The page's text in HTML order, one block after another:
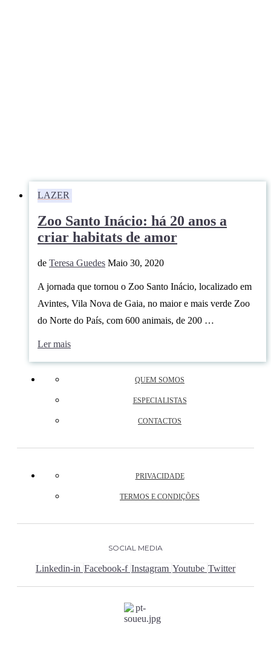
LAZER
Zoo Santo Inácio: há 20 anos a
criar habitats de amor
de Teresa Guedes Maio 30, 2020
A jornada que tornou o Zoo Santo Inácio, localizado em
Avintes, Vila Nova de Gaia, no maior e mais verde Zoo
do Norte do País, com 600 animais, de 200 …
Ler mais
QUEM SOMOS
ESPECIALISTAS
CONTACTOS
PRIVACIDADE
TERMOS E CONDIÇÕES
SOCIAL MEDIA
Linkedin-in Facebook-f Instagram Youtube Twitter